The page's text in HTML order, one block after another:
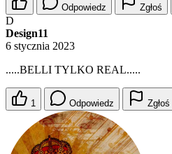
Odpowiedz Zgłoś
D
Design11
6 stycznia 2023
.....BELLI TYLKO REAL.....
1 Odpowiedz Zgłoś